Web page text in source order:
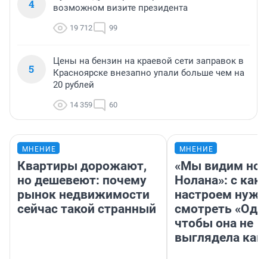
4
возможном визите президента
19 712 99
5
Цены на бензин на краевой сети заправок в
Красноярске внезапно упали больше чем на
20 рублей
14 359 60
МНЕНИЕ
Квартиры дорожают,
но дешевеют: почему
рынок недвижимости
сейчас такой странный
МНЕНИЕ
«Мы видим
Нолана»: с
настроем
смотреть
чтобы она не
выглядела как